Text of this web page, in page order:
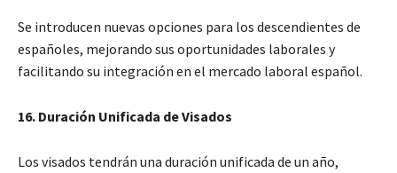
Se introducen nuevas opciones para los descendientes de
españoles, mejorando sus oportunidades laborales y
facilitando su integración en el mercado laboral español.
16. Duración Unificada de Visados
Los visados tendrán una duración unificada de un año,